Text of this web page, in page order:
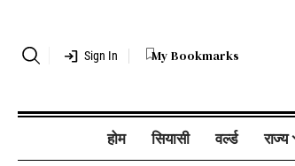
Sign In My Bookmarks
होम सियासी वर्ल्ड राज्य